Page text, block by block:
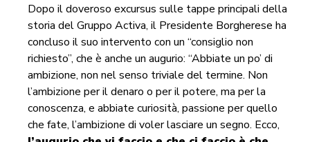
Dopo il doveroso excursus sulle tappe principali della
storia del Gruppo Activa, il Presidente Borgherese ha
concluso il suo intervento con un “consiglio non
richiesto”, che è anche un augurio: “Abbiate un po’ di
ambizione, non nel senso triviale del termine. Non
l’ambizione per il denaro o per il potere, ma per la
conoscenza, e abbiate curiosità, passione per quello
che fate, l’ambizione di voler lasciare un segno. Ecco,